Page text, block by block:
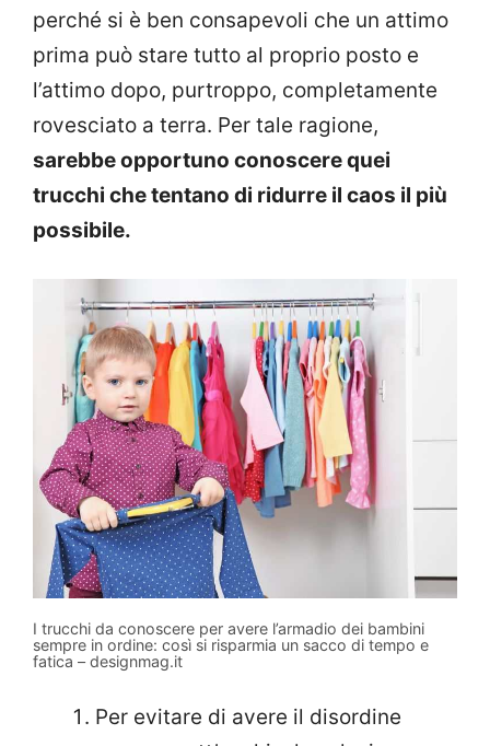
perché si è ben consapevoli che un attimo
prima può stare tutto al proprio posto e
l’attimo dopo, purtroppo, completamente
rovesciato a terra. Per tale ragione,
sarebbe opportuno conoscere quei
trucchi che tentano di ridurre il caos il più
possibile.
I trucchi da conoscere per avere l’armadio dei bambini
sempre in ordine: così si risparmia un sacco di tempo e
fatica – designmag.it
Per evitare di avere il disordine